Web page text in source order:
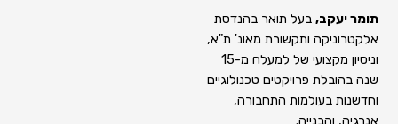
תומר יעקב, בעל תואר בהנדסת
אלקטרוניקה ותקשורת מאונ' ת"א,
וניסיון מקצועי של למעלה מ-15
שנה בהובלת פרויקטים טכנולוגיים
וחדשנות בעולמות התחבורה,
אנרגיה, והבנייה.